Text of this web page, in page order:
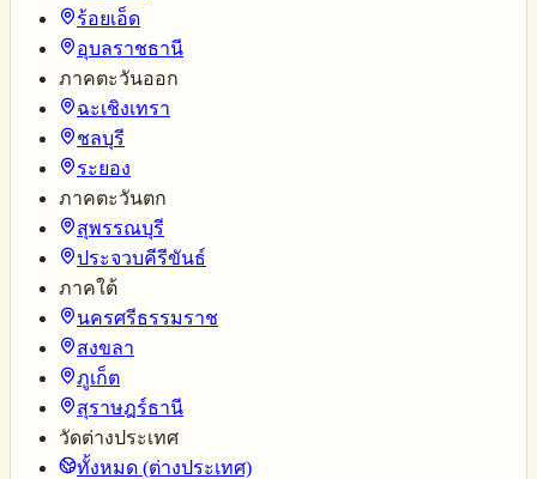
ร้อยเอ็ด
อุบลราชธานี
ภาคตะวันออก
ฉะเชิงเทรา
ชลบุรี
ระยอง
ภาคตะวันตก
สุพรรณบุรี
ประจวบคีรีขันธ์
ภาคใต้
นครศรีธรรมราช
สงขลา
ภูเก็ต
สุราษฎร์ธานี
วัดต่างประเทศ
ทั้งหมด (ต่างประเทศ)